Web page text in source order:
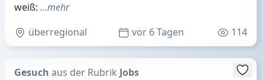
weiß: …mehr
überregional
vor 6 Tagen 114
Gesuch aus der Rubrik Jobs